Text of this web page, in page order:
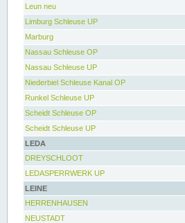
Leun neu
Limburg Schleuse UP
Marburg
Nassau Schleuse OP
Nassau Schleuse UP
Niederbiel Schleuse Kanal OP
Runkel Schleuse UP
Scheidt Schleuse OP
Scheidt Schleuse UP
LEDA
DREYSCHLOOT
LEDASPERRWERK UP
LEINE
HERRENHAUSEN
NEUSTADT